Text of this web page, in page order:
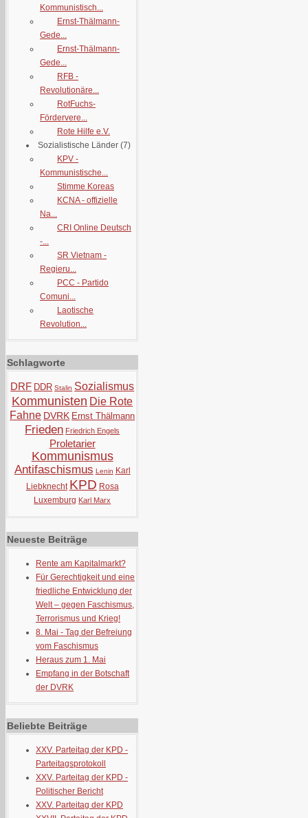
Kommunistisch...
Ernst-Thälmann-
Gede...
Ernst-Thälmann-
Gede...
RFB -
Revolutionäre...
RotFuchs-
Fördervere...
Rote Hilfe e.V.
Sozialistische Länder (7)
KPV -
Kommunistische...
Stimme Koreas
KCNA - offizielle
Na...
CRI Online Deutsch
-...
SR Vietnam -
Regieru...
PCC - Partido
Comuni...
Laotische
Revolution...
Schlagworte
DRF DDR Stalin Sozialismus
Kommunisten Die Rote
Fahne DVRK Ernst Thälmann
Frieden Friedrich Engels
Proletarier
Kommunismus
Antifaschismus Lenin Karl
Liebknecht KPD Rosa
Luxemburg Karl Marx
Neueste Beiträge
Rente am Kapitalmarkt?
Für Gerechtigkeit und eine
friedliche Entwicklung der
Welt – gegen Faschismus,
Terrorismus und Krieg!
8. Mai - Tag der Befreiung
vom Faschismus
Heraus zum 1. Mai
Empfang in der Botschaft
der DVRK
Beliebte Beiträge
XXV. Parteitag der KPD -
Parteitagsprotokoll
XXV. Parteitag der KPD -
Politischer Bericht
XXV. Parteitag der KPD